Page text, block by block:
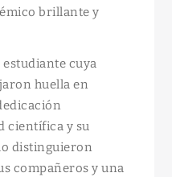
brillante y
cuya
huella en
científica y su
distinguieron
compañeros y una